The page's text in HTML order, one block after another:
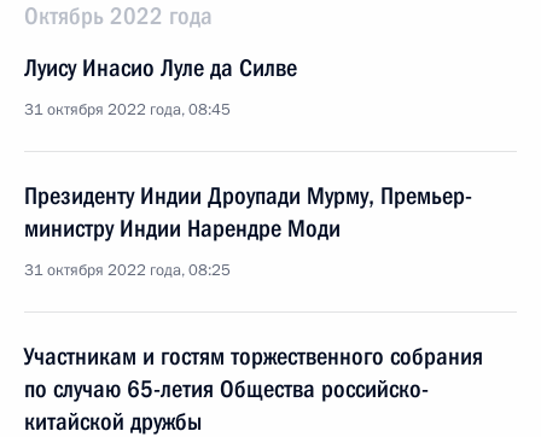
Октябрь 2022 года
Луису Инасио Луле да Силве
31 октября 2022 года, 08:45
Президенту Индии Дроупади Мурму, Премьер-
министру Индии Нарендре Моди
31 октября 2022 года, 08:25
Участникам и гостям торжественного собрания
по случаю 65-летия Общества российско-
китайской дружбы